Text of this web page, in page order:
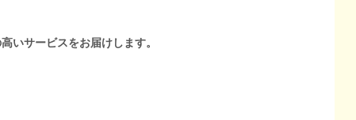
いサービスをお届けします。